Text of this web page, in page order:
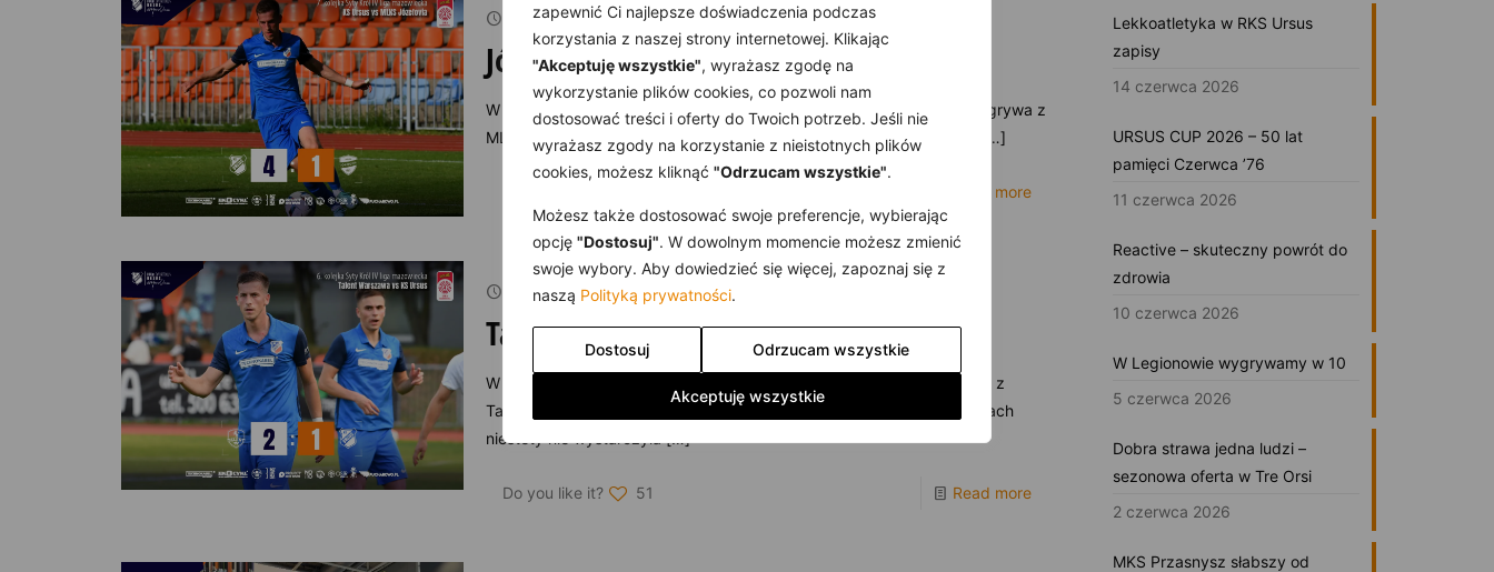
zapewnić Ci najlepsze doświadczenia podczas
korzystania z naszej strony internetowej. Klikając
"Akceptuję wszystkie", wyrażasz zgodę na
wykorzystanie plików cookies, co pozwoli nam
dostosować treści i oferty do Twoich potrzeb. Jeśli nie
wyrażasz zgody na korzystanie z nieistotnych plików
cookies, możesz kliknąć "Odrzucam wszystkie".
Możesz także dostosować swoje preferencje, wybierając
opcję "Dostosuj". W dowolnym momencie możesz zmienić
swoje wybory. Aby dowiedzieć się więcej, zapoznaj się z
naszą Polityką prywatności.
Dostosuj Odrzucam wszystkie
Akceptuję wszystkie
16 września 2024
Józefovia nie zaskoczyła
W 7. kolejce Syty Król IV ligi grupy mazowieckiej KS Ursus pewnie wygrywa z
MLKS Józefovia 4:1 (2:0). Artur Rawa notuje trzy bramki na koncie i
[…]
Read more
9 września 2024
Talent mocniejszy od Traktorków
W 6. kolejce Syty Król IV ligi grupy mazowieckiej KS Ursus przegrywa z
Talentem Warszawa 2:1 (0:0). Bramka Artura Rawy w ostatnich minutach
niestety nie wystarczyła
Do you like it? 51 Read more
Lekkoatletyka w RKS Ursus
zapisy
14 czerwca 2026
URSUS CUP 2026 – 50 lat
pamięci Czerwca ’76
11 czerwca 2026
Reactive – skuteczny powrót do
zdrowia
10 czerwca 2026
W Legionowie wygrywamy w 10
5 czerwca 2026
Dobra strawa jedna ludzi –
sezonowa oferta w Tre Orsi
2 czerwca 2026
MKS Przasnysz słabszy od